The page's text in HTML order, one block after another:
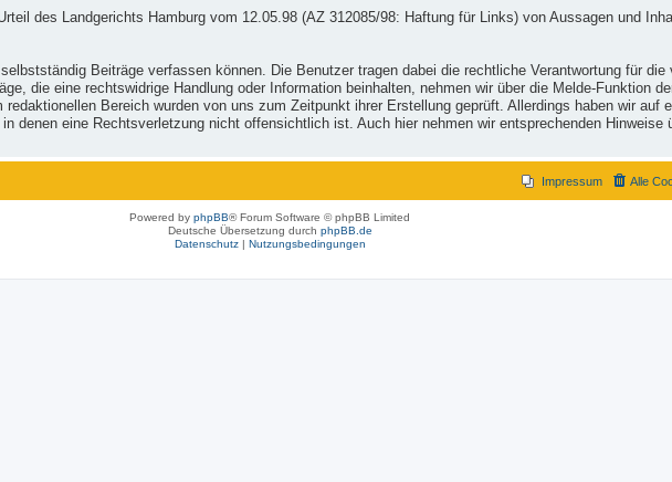
des Landgerichts Hamburg vom 12.05.98 (AZ 312085/98: Haftung für Links) von Aussagen und
Beiträge verfassen können. Die Benutzer tragen dabei die rechtliche Verantwortung für die
die eine rechtswidrige Handlung oder Information beinhalten, nehmen wir über die Melde-Funktion
Bereich wurden von uns zum Zeitpunkt ihrer Erstellung geprüft. Allerdings haben wir auf
denen eine Rechtsverletzung nicht offensichtlich ist. Auch hier nehmen wir entsprechenden Hinweise
Alle
Impressum
Powered by phpBB® Forum Software © phpBB Limited
Deutsche Übersetzung durch phpBB.de
Datenschutz| Nutzungsbedingungen